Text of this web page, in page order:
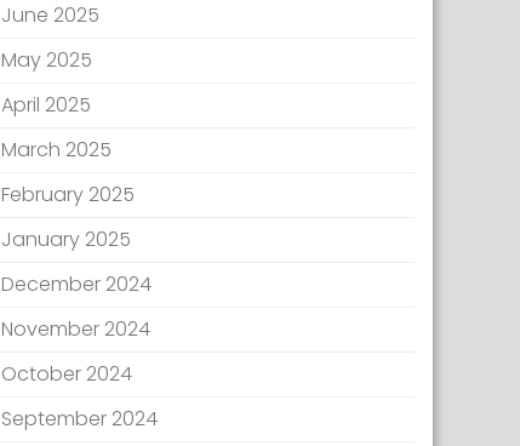
June 2025
May 2025
April 2025
March 2025
February 2025
January 2025
December 2024
November 2024
October 2024
September 2024